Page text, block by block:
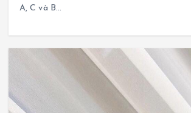
A, C và B…